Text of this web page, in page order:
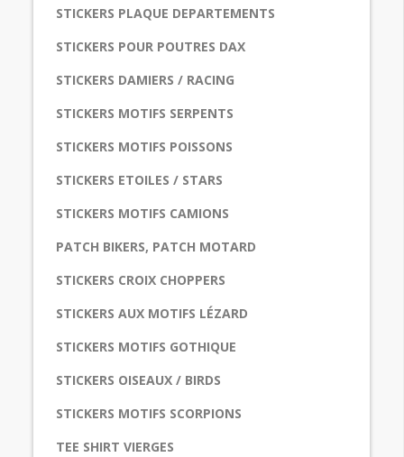
STICKERS PLAQUE DEPARTEMENTS
STICKERS POUR POUTRES DAX
STICKERS DAMIERS / RACING
STICKERS MOTIFS SERPENTS
STICKERS MOTIFS POISSONS
STICKERS ETOILES / STARS
STICKERS MOTIFS CAMIONS
PATCH BIKERS, PATCH MOTARD
STICKERS CROIX CHOPPERS
STICKERS AUX MOTIFS LÉZARD
STICKERS MOTIFS GOTHIQUE
STICKERS OISEAUX / BIRDS
STICKERS MOTIFS SCORPIONS
TEE SHIRT VIERGES